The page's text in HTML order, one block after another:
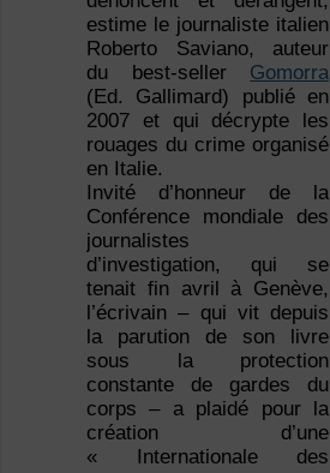
estime le journaliste italien
Roberto Saviano, auteur
du best-seller Gomorra
(Ed. Gallimard) publié en
2007 et qui décrypte les
rouages du crime organisé
en Italie.
Invité d’honneur de la
Conférence mondiale des
journalistes
d’investigation, qui se
tenait fin avril à Genève,
l’écrivain – qui vit depuis
la parution de son livre
sous la protection
constante de gardes du
corps – a plaidé pour la
création d’une
« Internationale des